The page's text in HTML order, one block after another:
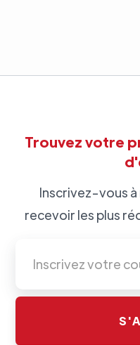
Trouvez votre
Inscrivez-vous
recevoir les plus